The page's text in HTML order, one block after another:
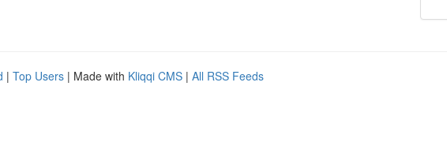
| Top Users | Made with Kliqqi CMS | All RSS Feeds